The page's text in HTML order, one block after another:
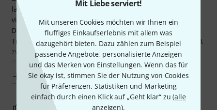
Mit Liebe serviert!
Mit unseren Cookies möchten wir Ihnen ein
fluffiges Einkaufserlebnis mit allem was
dazugehört bieten. Dazu zählen zum Beispiel
passende Angebote, personalisierte Anzeigen
und das Merken von Einstellungen. Wenn das für
Sie okay ist, stimmen Sie der Nutzung von Cookies
für Präferenzen, Statistiken und Marketing
einfach durch einen Klick auf „Geht klar“ zu (alle
anzeigen).
längere Standzeit gegenüber dem Original muß man
vielleicht nicht unbedingt haben, mir war es so sicherer.
Das bedingt allerdings auch eine deutlich längere
Trockenzeit, ein eingeklebter Hals hat sich bei mir nach fast
zwei Tagen unter dem Saitenzug wieder gelöst. Also etwas
Geduld mitbringen, dann ist das
Mehr anzeigen
0 BEWERTUNG MELDEN